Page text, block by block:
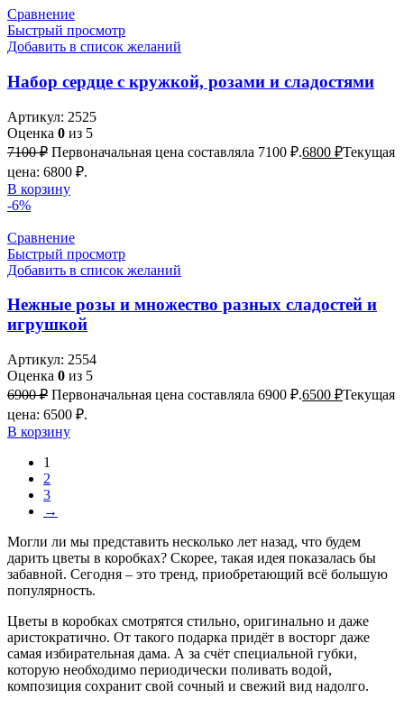
Сравнение
Быстрый просмотр
Добавить в список желаний
Набор сердце с кружкой, розами и сладостями
Артикул: 2525
Оценка 0 из 5
7100₽ Первоначальная цена составляла 7100 ₽.6800 ₽Текущая
цена: 6800 ₽.
В корзину
-6%
Сравнение
Быстрый просмотр
Добавить в список желаний
Нежные розы и множество разных сладостей и
игрушкой
Артикул: 2554
Оценка 0 из 5
6900₽ Первоначальная цена составляла 6900 ₽.6500 ₽Текущая
цена: 6500 ₽.
В корзину
1
2
3
→
Могли ли мы представить несколько лет назад, что будем
дарить цветы в коробках? Скорее, такая идея показалась бы
забавной. Сегодня – это тренд, приобретающий всё большую
популярность.
Цветы в коробках смотрятся стильно, оригинально и даже
аристократично. От такого подарка придёт в восторг даже
самая избирательная дама. А за счёт специальной губки,
которую необходимо периодически поливать водой,
композиция сохранит свой сочный и свежий вид надолго.